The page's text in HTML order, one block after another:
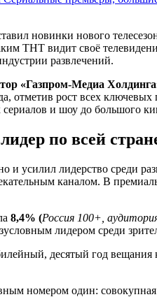
новинки нового
ТНТ видит своё
развлечений.
«Газпром-Медиа
отметив рост всех
и шоу до большого
по всей
и усилил лидерство среди
каналом. В
8,4% (Россия 100+,
лидером среди
десятый год вещания
номером один: